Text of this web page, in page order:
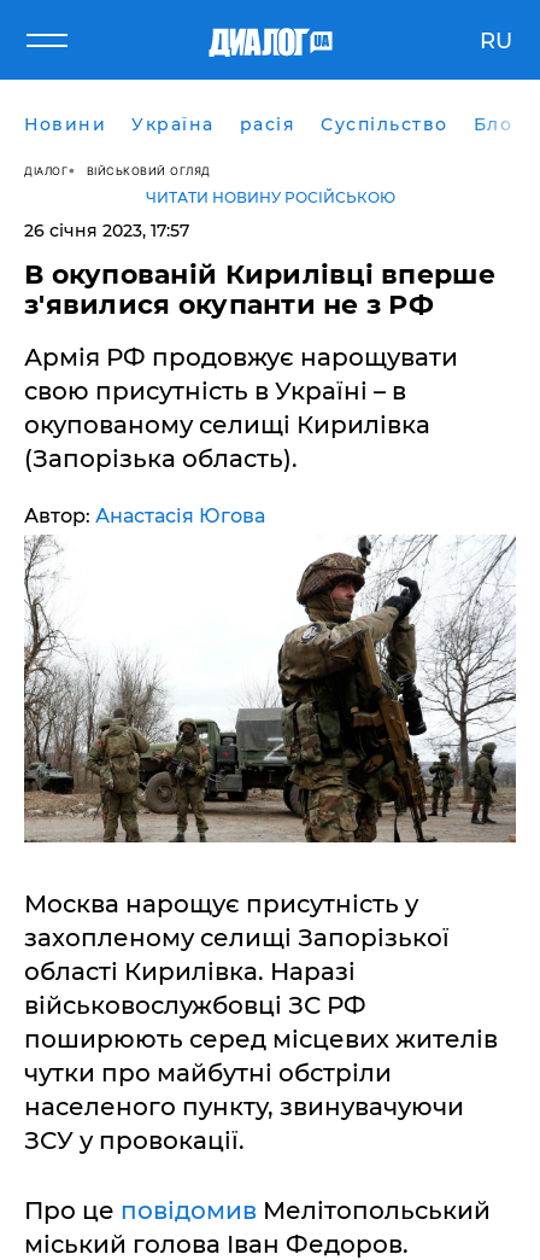
RU
Новини Україна расія Суспільство Блоги
ДІАЛОГ ВІЙСЬКОВИЙ ОГЛЯД
ЧИТАТИ НОВИНУ РОСІЙСЬКОЮ
26 січня 2023, 17:57
В окупованій Кирилівці вперше
з'явилися окупанти не з РФ
Армія РФ продовжує нарощувати
свою присутність в Україні – в
окупованому селищі Кирилівка
(Запорізька область).
Автор: Анастасія Югова
Москва нарощує присутність у
захопленому селищі Запорізької
області Кирилівка. Наразі
військовослужбовці ЗС РФ
поширюють серед місцевих жителів
чутки про майбутні обстріли
населеного пункту, звинувачуючи
ЗСУ у провокації.
Про це повідомив Мелітопольський
міський голова Іван Федоров.